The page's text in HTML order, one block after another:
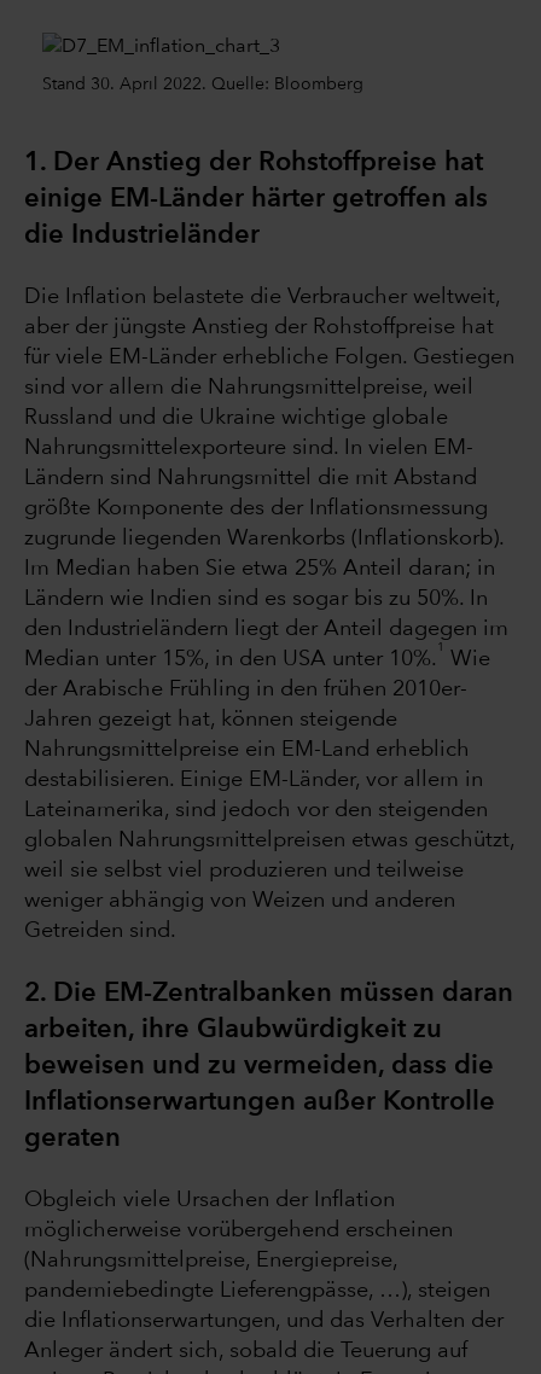
Stand 30. April 2022. Quelle: Bloomberg
1. Der Anstieg der Rohstoffpreise hat
einige EM-Länder härter getroffen als
die Industrieländer
Die Inflation belastete die Verbraucher weltweit,
aber der jüngste Anstieg der Rohstoffpreise hat
für viele EM-Länder erhebliche Folgen. Gestiegen
sind vor allem die Nahrungsmittelpreise, weil
Russland und die Ukraine wichtige globale
Nahrungsmittelexporteure sind. In vielen EM-
Ländern sind Nahrungsmittel die mit Abstand
größte Komponente des der Inflationsmessung
zugrunde liegenden Warenkorbs (Inflationskorb).
Im Median haben Sie etwa 25% Anteil daran; in
Ländern wie Indien sind es sogar bis zu 50%. In
den Industrieländern liegt der Anteil dagegen im
Median unter 15%, in den USA unter 10%.
1
Wie
der Arabische Frühling in den frühen 2010er-
Jahren gezeigt hat, können steigende
Nahrungsmittelpreise ein EM-Land erheblich
destabilisieren. Einige EM-Länder, vor allem in
Lateinamerika, sind jedoch vor den steigenden
globalen Nahrungsmittelpreisen etwas geschützt,
weil sie selbst viel produzieren und teilweise
weniger abhängig von Weizen und anderen
Getreiden sind.
2. Die EM-Zentralbanken müssen daran
arbeiten, ihre Glaubwürdigkeit zu
beweisen und zu vermeiden, dass die
Inflationserwartungen außer Kontrolle
geraten
Obgleich viele Ursachen der Inflation
möglicherweise vorübergehend erscheinen
(Nahrungsmittelpreise, Energiepreise,
pandemiebedingte Lieferengpässe, …), steigen
die Inflationserwartungen, und das Verhalten der
Anleger ändert sich, sobald die Teuerung auf